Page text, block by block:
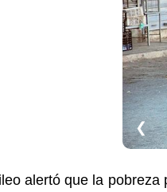
❮
alertó que la